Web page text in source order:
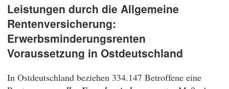
Leistungen durch die Allgemeine
Rentenversicherung:
Erwerbsminderungsrenten
Voraussetzung in Ostdeutschland
In Ostdeutschland beziehen 334.147 Betroffene eine